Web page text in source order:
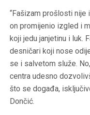
“Fašizam prošlosti nije
on promijenio izgled i
koji jedu janjetinu i luk.
desničari koji nose
se i salvetom služe.
centra udesno
što se događa,
Dončić.